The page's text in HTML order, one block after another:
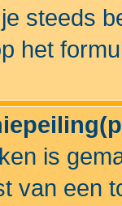
steeds
het
is
van een